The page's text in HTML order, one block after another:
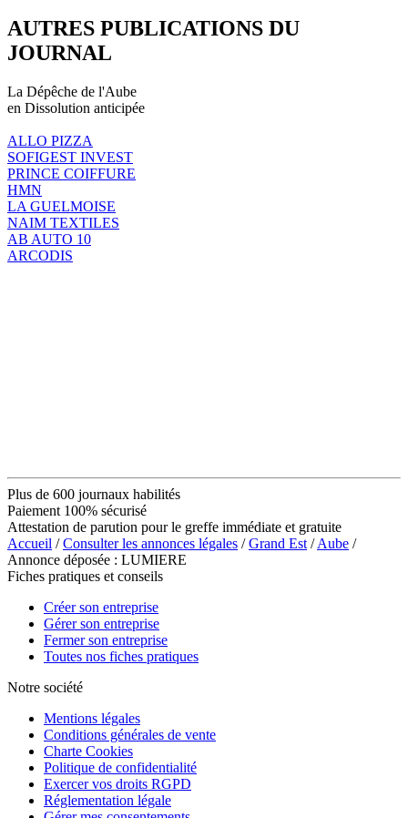
AUTRES PUBLICATIONS DU
JOURNAL
La Dépêche de l'Aube
en Dissolution anticipée
ALLO PIZZA
SOFIGEST INVEST
PRINCE COIFFURE
HMN
LA GUELMOISE
NAIM TEXTILES
AB AUTO 10
ARCODIS
Plus de 600 journaux habilités
Paiement 100% sécurisé
Attestation de parution pour le greffe immédiate et gratuite
Accueil /Consulter les annonces légales /Grand Est /Aube /
Annonce déposée : LUMIERE
Fiches pratiques et conseils
Créer son entreprise
Gérer son entreprise
Fermer son entreprise
Toutes nos fiches pratiques
Notre société
Mentions légales
Conditions générales de vente
Charte Cookies
Politique de confidentialité
Exercer vos droits RGPD
Réglementation légale